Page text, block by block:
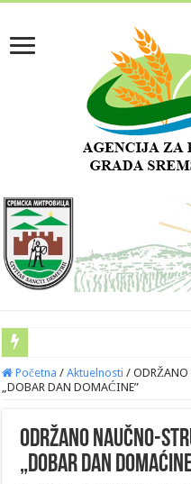
Početna / Aktuelnosti / ODRŽANO
„DOBAR DAN DOMAĆINE”
ODRŽANO NAUČNO-
„DOBAR DAN